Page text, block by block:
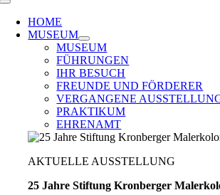
Toggle
Navigation
HOME
MUSEUM
MUSEUM
FÜHRUNGEN
IHR BESUCH
FREUNDE UND FÖRDERER
VERGANGENE
PRAKTIKUM
EHRENAMT
AKTUELLE AUSSTELLUNG
25 Jahre Stiftung Kronberger